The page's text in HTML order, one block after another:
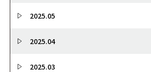
2025.05
2025.04
2025.03